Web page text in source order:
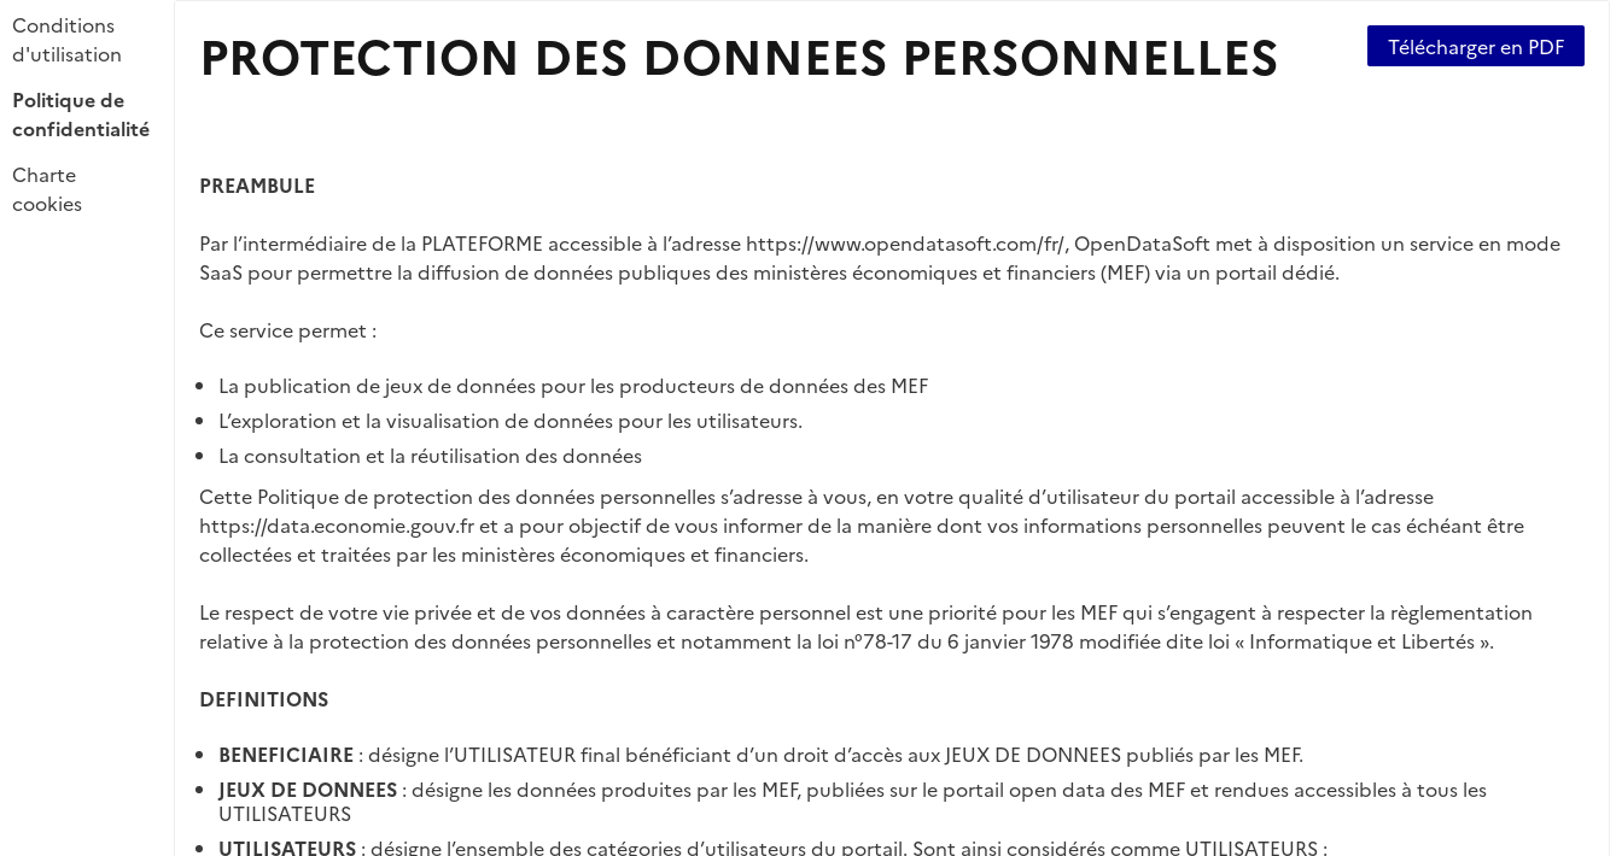
Conditions
d'utilisation
Politique de
confidentialité
Charte
cookies
Télécharger en PDF
PROTECTION DES DONNEES PERSONNELLES
PREAMBULE
Par l’intermédiaire de la PLATEFORME accessible à l’adresse https://www.opendatasoft.com/fr/, OpenDataSoft met à disposition un service en mode
SaaS pour permettre la diffusion de données publiques des ministères économiques et financiers (MEF) via un portail dédié.
Ce service permet :
La publication de jeux de données pour les producteurs de données des MEF
L’exploration et la visualisation de données pour les utilisateurs.
La consultation et la réutilisation des données
Cette Politique de protection des données personnelles s’adresse à vous, en votre qualité d’utilisateur du portail accessible à l’adresse
https://data.economie.gouv.fret a pour objectif de vous informer de la manière dont vos informations personnelles peuvent le cas échéant être
collectées et traitées par les ministères économiques et financiers.
Le respect de votre vie privée et de vos données à caractère personnel est une priorité pour les MEF qui s’engagent à respecter la règlementation
relative à la protection des données personnelles et notamment la loi n°78-17 du 6 janvier 1978 modifiée dite loi « Informatique et Libertés ».
DEFINITIONS
BENEFICIAIRE : désigne l’UTILISATEUR final bénéficiant d’un droit d’accès aux JEUX DE DONNEES publiés par les MEF.
JEUX DE DONNEES : désigne les données produites par les MEF, publiées sur le portail open data des MEF et rendues accessibles à tous les
UTILISATEURS
UTILISATEURS : désigne l’ensemble des catégories d’utilisateurs du portail. Sont ainsi considérés comme UTILISATEURS :